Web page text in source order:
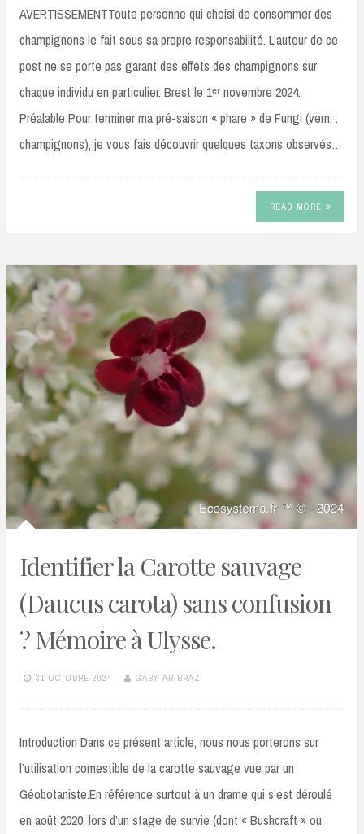
AVERTISSEMENTToute personne qui choisi de consommer des
champignons le fait sous sa propre responsabilité. L’auteur de ce
post ne se porte pas garant des effets des champignons sur
chaque individu en particulier. Brest le 1ᵉʳ novembre 2024.
Préalable Pour terminer ma pré-saison « phare » de Fungi (vern. :
champignons), je vous fais découvrir quelques taxons observés…
READ MORE
Identifier la Carotte sauvage
(Daucus carota) sans confusion
? Mémoire à Ulysse.
31 OCTOBRE 2024 GABY AR BRAZ
Introduction Dans ce présent article, nous nous porterons sur
l’utilisation comestible de la carotte sauvage vue par un
Géobotaniste.En référence surtout à un drame qui s’est déroulé
en août 2020, lors d’un stage de survie (dont « Bushcraft » ou